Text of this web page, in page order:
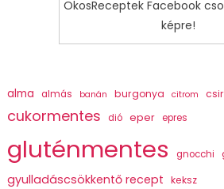
OkosReceptek Facebook
képre!
alma almás banán burgonya citrom
cukormentes dió eper epres
gluténmentes gnocchi
gyulladáscsökkentő recept keksz